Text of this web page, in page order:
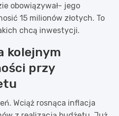
obowiązywał- jego
15 milionów złotych. To
chcą inwestycji.
kolejnym
przy
Wciąż rosnąca inflacja